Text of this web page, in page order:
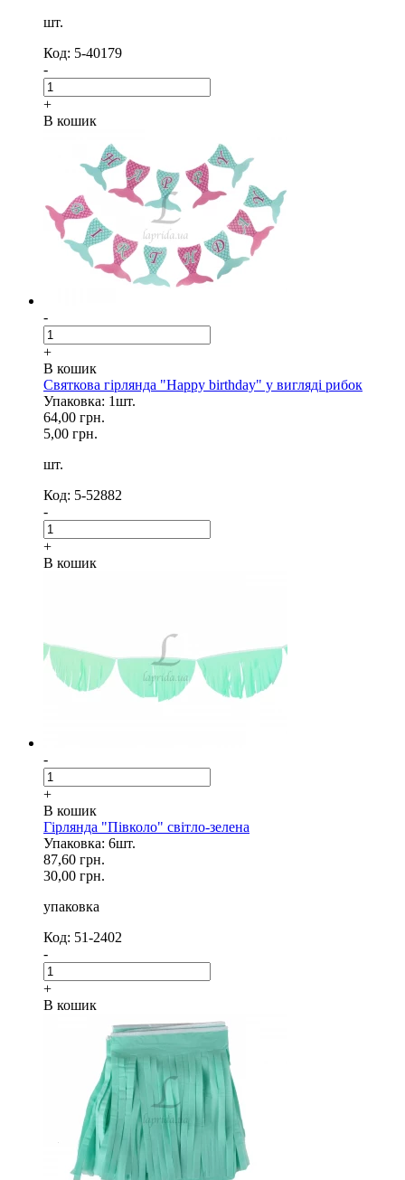
шт.
Код: 5-40179
-
+
В кошик
-
+
В кошик
Святкова гірлянда "Happy birthday" у вигляді рибок
Упаковка: 1шт.
64,00 грн.
5,00 грн.
шт.
Код: 5-52882
-
+
В кошик
-
+
В кошик
Гірлянда "Півколо" світло-зелена
Упаковка: 6шт.
87,60 грн.
30,00 грн.
упаковка
Код: 51-2402
-
+
В кошик